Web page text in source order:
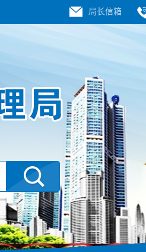
局长信箱